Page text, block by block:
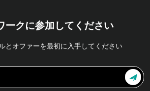
ークに参加してください
とオファーを最初に入手してください